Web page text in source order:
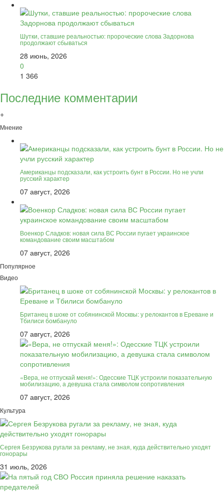
Шутки, ставшие реальностью: пророческие слова Задорнова
продолжают сбываться
28 июнь, 2026
0
1 366
Последние комментарии
+
Мнение
Американцы подсказали, как устроить бунт в России. Но не учли
русский характер
07 август, 2026
Военкор Сладков: новая сила ВС России пугает украинское
командование своим масштабом
07 август, 2026
Популярное
Видео
Британец в шоке от собянинской Москвы: у релокантов в Ереване и
Тбилиси бомбануло
07 август, 2026
«Вера, не отпускай меня!»: Одесские ТЦК устроили показательную
мобилизацию, а девушка стала символом сопротивления
07 август, 2026
Культура
Сергея Безрукова ругали за рекламу, не зная, куда действительно уходят
гонорары
31 июль, 2026